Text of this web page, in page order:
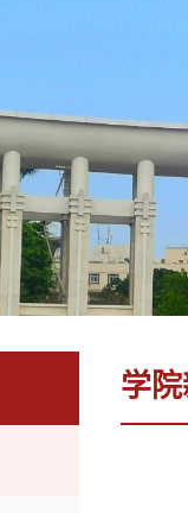
学院